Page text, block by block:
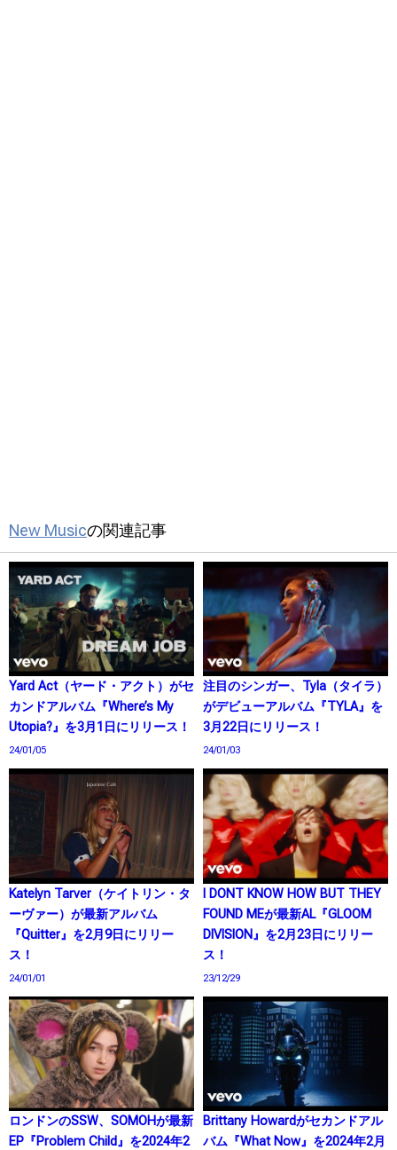
New Musicの関連記事
Yard Act（ヤード・アクト）がセ
カンドアルバム『Where’s My
Utopia?』を3月1日にリリース！
24/01/05
注目のシンガー、Tyla（タイラ）
がデビューアルバム『TYLA』を
3月22日にリリース！
24/01/03
Katelyn Tarver（ケイトリン・タ
ーヴァー）が最新アルバム
『Quitter』を2月9日にリリー
ス！
24/01/01
I DONT KNOW HOW BUT THEY
FOUND MEが最新AL『GLOOM
DIVISION』を2月23日にリリー
ス！
23/12/29
ロンドンのSSW、SOMOHが最新
EP『Problem Child』を2024年2
Brittany Howardがセカンドアル
バム『What Now』を2024年2月